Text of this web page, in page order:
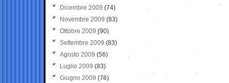
Dicembre 2009 (74)
Novembre 2009 (83)
Ottobre 2009 (90)
Settembre 2009 (83)
Agosto 2009 (56)
Luglio 2009 (83)
Giugno 2009 (76)